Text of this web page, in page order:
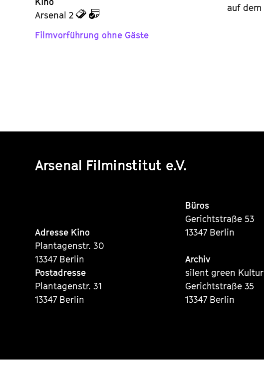
Arsenal 2
zu
TicketsKalender
Filmvorführung ohne Gäste
auf
Arsenal Filminstitut e.V.
Adresse Kino
Plantagenstr. 30
13347 Berlin
Postadresse
Plantagenstr. 31
13347 Berlin
Büros
Gerichtstraße 53
13347 Berlin
Archiv
silent green
Gerichtstraße 35
13347 Berlin